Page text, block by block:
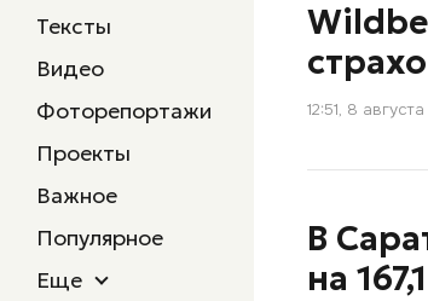
Тексты
Видео
Фоторепортажи
Проекты
Важное
Популярное
Еще
12:51, 8 августа
В
на